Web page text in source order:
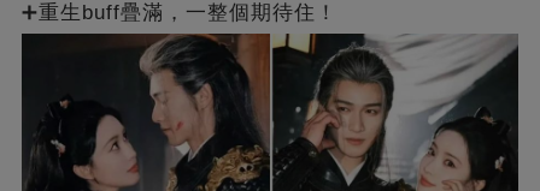
➕重生buff疊滿，一整個期待住！